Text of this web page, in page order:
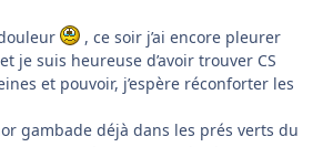
, ce soir j’ai encore pleurer
et je suis heureuse d’avoir trouver CS
et pouvoir, j’espère réconforter les
gambade déjà dans les prés verts du